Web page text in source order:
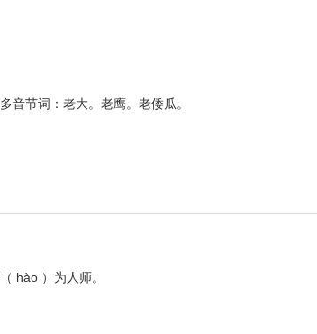
音节词：老大。老鹰。老倭瓜。
hào ）为人师。